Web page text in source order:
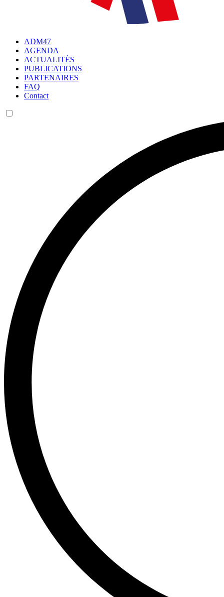
ADM47
AGENDA
ACTUALITÉS
PUBLICATIONS
PARTENAIRES
FAQ
Contact